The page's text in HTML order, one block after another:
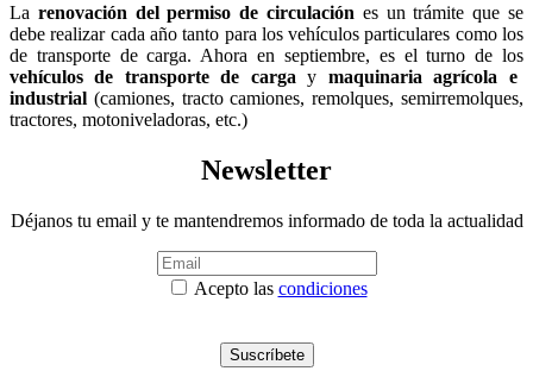
La renovación del permiso de circulación es un trámite que se
debe realizar cada año tanto para los vehículos particulares como los
de transporte de carga. Ahora en septiembre, es el turno de los
vehículos de transporte de carga y maquinaria agrícola e
industrial (camiones, tracto camiones, remolques, semirremolques,
tractores, motoniveladoras, etc.)
Newsletter
Déjanos tu email y te mantendremos informado de toda la actualidad
Acepto las condiciones